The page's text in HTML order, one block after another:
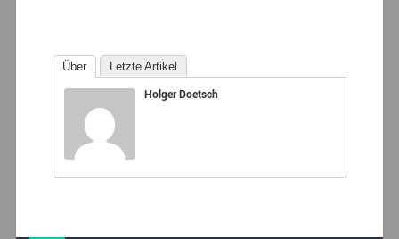
Über Letzte Artikel
Holger Doetsch